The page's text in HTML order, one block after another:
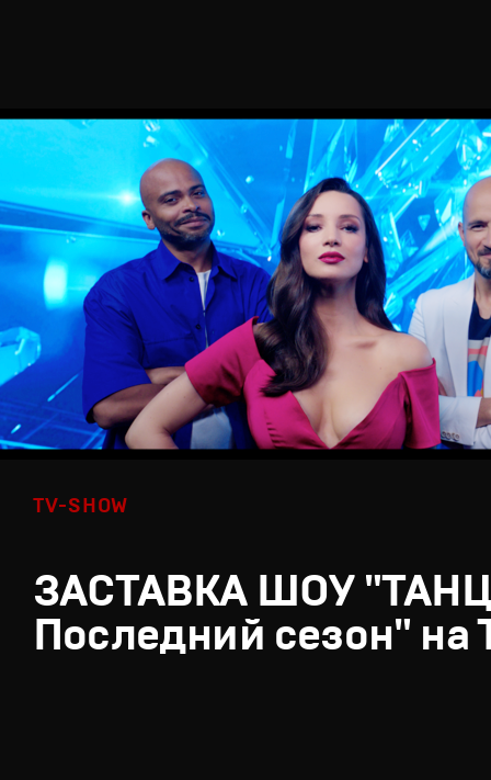
TV-SHOW
ЗАСТАВКА ШОУ
Последний сезон" на